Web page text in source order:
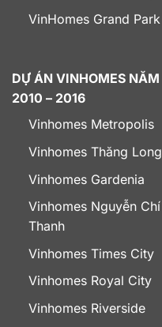
VinHomes Grand Park
DỰ ÁN VINHOMES NĂM
2010 – 2016
Vinhomes Metropolis
Vinhomes Thăng Long
Vinhomes Gardenia
Vinhomes Nguyễn Chí
Thanh
Vinhomes Times City
Vinhomes Royal City
Vinhomes Riverside